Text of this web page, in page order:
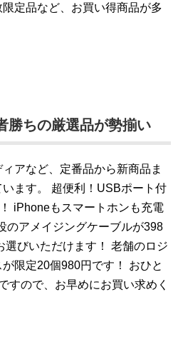
定品など、お買い得商品が多
勝ちの厳選品が勢揃い
アなど、定番品から新商品ま
ます。
超便利！USBポート付
iPhoneもスマートホンも充電
のアメイジングケーブルが398
びいただけます！
老舗のロジ
限定20個980円です！
おひと
すので、お早めにお買い求めく